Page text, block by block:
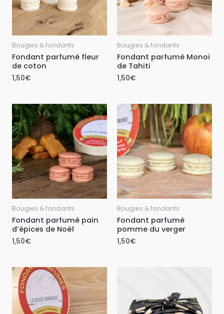
Bougies & fondants
Fondant parfumé fleur
de coton
1,50€
Bougies & fondants
Fondant parfumé Monoï
de Tahiti
1,50€
Bougies & fondants
Fondant parfumé pain
d’épices de Noël
1,50€
Bougies & fondants
Fondant parfumé
pomme du verger
1,50€